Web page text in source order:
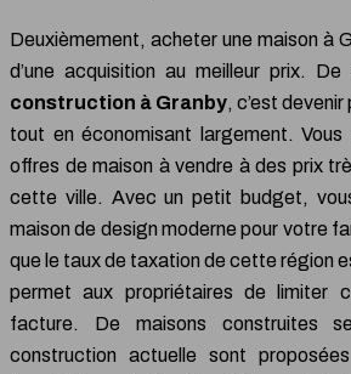
Deuxièmement, acheter une maison à
d’une acquisition au meilleur prix.
construction à Granby, c’est
tout en économisant largement. Vous
offres de maison à vendre à des prix
cette ville. Avec un petit budget,
maison de design moderne pour votre
que le taux de taxation de cette région
permet aux propriétaires de limiter
facture. De maisons construites
construction actuelle sont